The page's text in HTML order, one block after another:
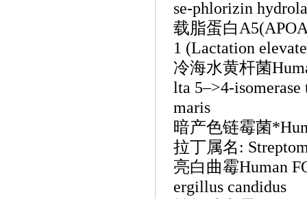
se-phlorizin
载脂蛋白
1 (Lactation
冷海水黄杆菌
lta 5–>4-
maris
暗产色链霉菌
拉丁属名:
亮白曲霉Human
ergillus candidus